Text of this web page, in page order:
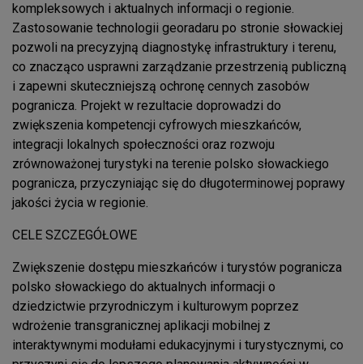
kompleksowych i aktualnych informacji o regionie.
Zastosowanie technologii georadaru po stronie słowackiej
pozwoli na precyzyjną diagnostykę infrastruktury i terenu,
co znacząco usprawni zarządzanie przestrzenią publiczną
i zapewni skuteczniejszą ochronę cennych zasobów
pogranicza. Projekt w rezultacie doprowadzi do
zwiększenia kompetencji cyfrowych mieszkańców,
integracji lokalnych społeczności oraz rozwoju
zrównoważonej turystyki na terenie polsko słowackiego
pogranicza, przyczyniając się do długoterminowej poprawy
jakości życia w regionie.
CELE SZCZEGÓŁOWE
Zwiększenie dostępu mieszkańców i turystów pogranicza
polsko słowackiego do aktualnych informacji o
dziedzictwie przyrodniczym i kulturowym poprzez
wdrożenie transgranicznej aplikacji mobilnej z
interaktywnymi modułami edukacyjnymi i turystycznymi, co